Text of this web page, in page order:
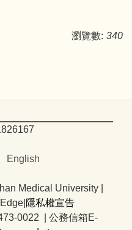
瀏覽數: 340
826167
English
Medical University |
隱私權宣告
0022 | 公務信箱E-